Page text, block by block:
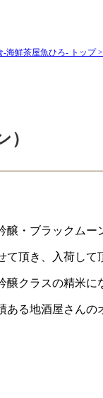
-海鮮茶屋魚ひろ- トップ
醸・ブラックムー
て頂き、入荷し
吟醸クラスの精
ある地酒屋さん